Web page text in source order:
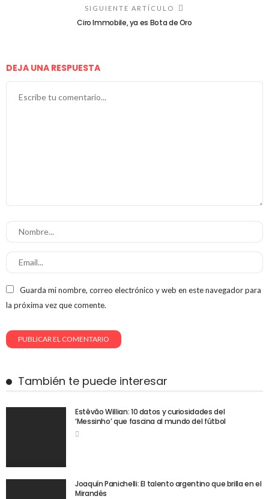
SIGUIENTE ARTÍCULO
Ciro Immobile, ya es Bota de Oro
DEJA UNA RESPUESTA
Guarda mi nombre, correo electrónico y web en este navegador para
la próxima vez que comente.
También te puede interesar
Estêvão Willian: 10 datos y curiosidades del
‘Messinho’ que fascina al mundo del fútbol
Joaquín Panichelli: El talento argentino que brilla en el
Mirandés